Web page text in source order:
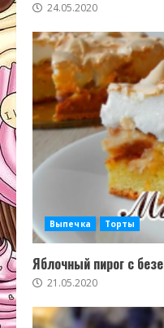
24.05.2020
Выпечка Торты
Яблочный пирог с безе
21.05.2020